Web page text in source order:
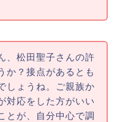
、松田聖子さんの許
か？接点があるとも
しょうね。ご親族か
対応をした方がいい
とが、自分中心で調